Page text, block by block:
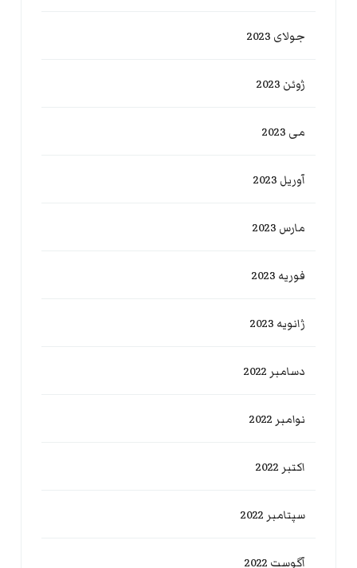
جولای 2023
ژوئن 2023
می 2023
آوریل 2023
مارس 2023
فوریه 2023
ژانویه 2023
دسامبر 2022
نوامبر 2022
اکتبر 2022
سپتامبر 2022
آگوست 2022